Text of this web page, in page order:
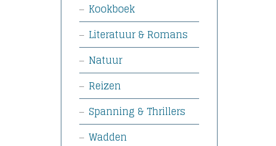
Kookboek
Literatuur & Romans
Natuur
Reizen
Spanning & Thrillers
Wadden